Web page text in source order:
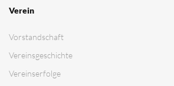
Verein
Vorstandschaft
Vereinsgeschichte
Vereinserfolge